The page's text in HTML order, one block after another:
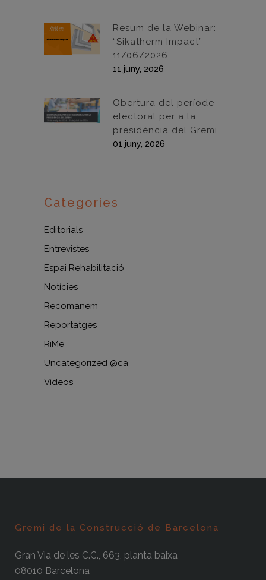
Resum de la Webinar:
“Sikatherm Impact”
11/06/2026
11 juny, 2026
Obertura del període
electoral per a la
presidència del Gremi
01 juny, 2026
Categories
Editorials
Entrevistes
Espai Rehabilitació
Notícies
Recomanem
Reportatges
RiMe
Uncategorized @ca
Vídeos
Gremi de la Construcció de Barcelona
Gran Via de les C.C., 663, planta baixa
08010 Barcelona